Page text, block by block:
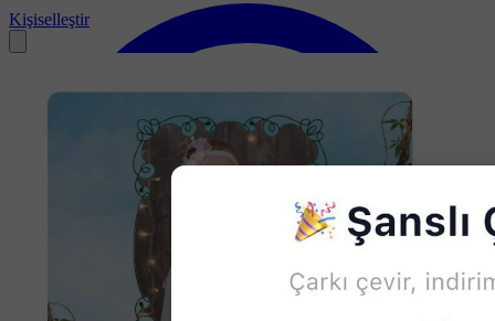
Kişiselleştir